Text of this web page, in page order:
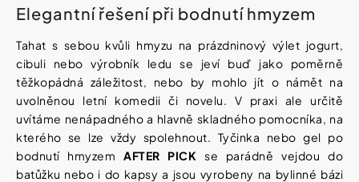
Elegantní řešení při bodnutí hmyzem
Tahat s sebou kvůli hmyzu na prázdninový výlet jogurt,
cibuli nebo výrobník ledu se jeví buď jako poměrně
těžkopádná záležitost, nebo by mohlo jít o námět na
uvolněnou letní komedii či novelu. V praxi ale určitě
uvítáme nenápadného a hlavně skladného pomocníka, na
kterého se lze vždy spolehnout. Tyčinka nebo gel po
bodnutí hmyzemAFTER PICK se parádně vejdou do
batůžku nebo i do kapsy a jsou vyrobeny na bylinné bázi